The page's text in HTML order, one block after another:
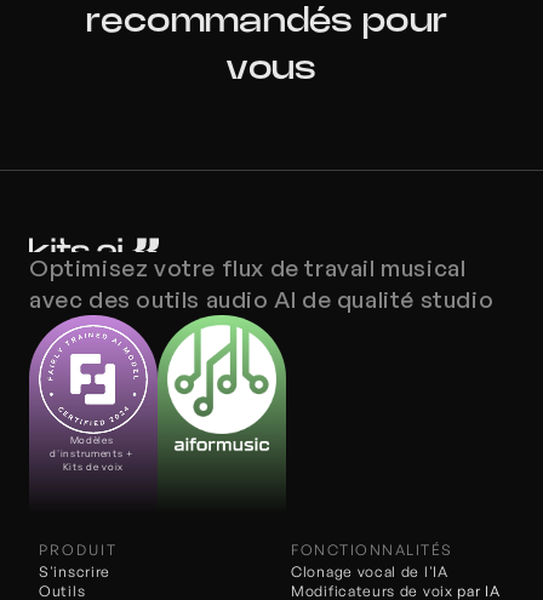
recommandés pour
vous
Optimisez votre flux de travail musical
avec des outils audio AI de qualité studio
Modèles
d'instruments +
Kits de voix
PRODUIT
S'inscrire
Outils
FONCTIONNALITÉS
Clonage vocal de l'IA
Modificateurs de voix par IA